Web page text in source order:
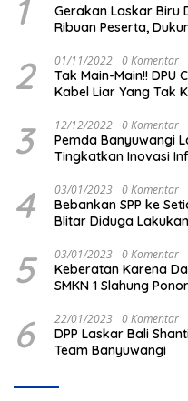
1
Gerakan Laskar Biru
Ribuan Peserta,
2 01/11/2022 0 Komentar
Tak Main-Main!! DPU
Kabel Liar Yang Tak
3 12/12/2022 0 Komentar
Pemda Banyuwangi
Tingkatkan Inovasi
4 03/01/2023 0 Komentar
Bebankan SPP ke
Blitar Diduga
5 03/01/2023 0 Komentar
Keberatan Karena
SMKN 1 Slahung
6 22/01/2023 0 Komentar
DPP Laskar Bali
Team Banyuwangi